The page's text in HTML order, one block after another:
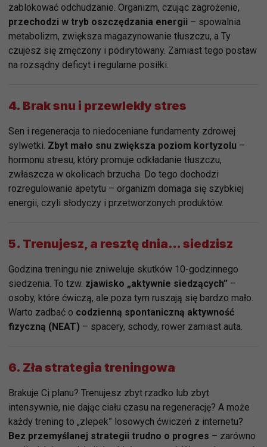
zablokować odchudzanie. Organizm, czując zagrożenie,
przechodzi w tryb oszczędzania energii – spowalnia
metabolizm, zwiększa magazynowanie tłuszczu, a Ty
czujesz się zmęczony i podirytowany. Zamiast tego postaw
na rozsądny deficyt i regularne posiłki.
4. Brak snu i przewlekły stres
Sen i regeneracja to niedoceniane fundamenty zdrowej
sylwetki. Zbyt mało snu zwiększa poziom kortyzolu –
hormonu stresu, który promuje odkładanie tłuszczu,
zwłaszcza w okolicach brzucha. Do tego dochodzi
rozregulowanie apetytu – organizm domaga się szybkiej
energii, czyli słodyczy i przetworzonych produktów.
5. Trenujesz, a resztę dnia… siedzisz
Godzina treningu nie zniweluje skutków 10-godzinnego
siedzenia. To tzw. zjawisko „aktywnie siedzących” –
osoby, które ćwiczą, ale poza tym ruszają się bardzo mało.
Warto zadbać o codzienną spontaniczną aktywność
fizyczną (NEAT) – spacery, schody, rower zamiast auta.
6. Zła strategia treningowa
Brakuje Ci planu? Trenujesz zbyt rzadko lub zbyt
intensywnie, nie dając ciału czasu na regenerację? A może
każdy trening to „zlepek” losowych ćwiczeń z internetu?
Bez przemyślanej strategii trudno o progres – zarówno